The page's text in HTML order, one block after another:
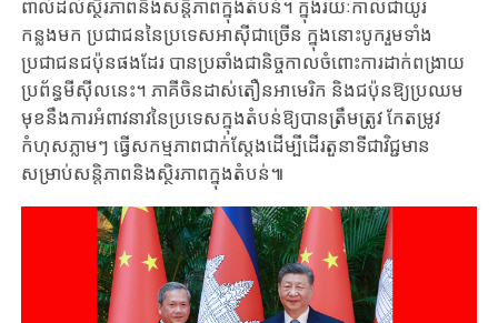
ពាល់ដល់ស្ថិរភាពនិងសន្តិភាពក្នុងតំបន់។ ក្នុងរយៈកាលជាយូរ
កន្លងមក ប្រជាជននៃប្រទេសអាស៊ីជាច្រើន ក្នុងនោះបូករួមទាំង
ប្រជាជនជប៉ុនផងដែរ បានប្រឆាំងជានិច្ចកាលចំពោះការដាក់ពង្រាយ
ប្រព័ន្ធមីស៊ីលនេះ។ ភាគីចិនដាស់តឿនអាមេរិក និងជប៉ុនឱ្យប្រឈម
មុខនឹងការអំពាវនាវនៃប្រទេសក្នុងតំបន់ឱ្យបានត្រឹមត្រូវ ​​កែតម្រូវ
កំហុសភ្លាមៗ ធ្វើសកម្មភាពជាក់ស្តែងដើម្បីដើរតួនាទីជាវិជ្ជមាន
សម្រាប់សន្តិភាពនិងស្ថិរភាពក្នុងតំបន់៕